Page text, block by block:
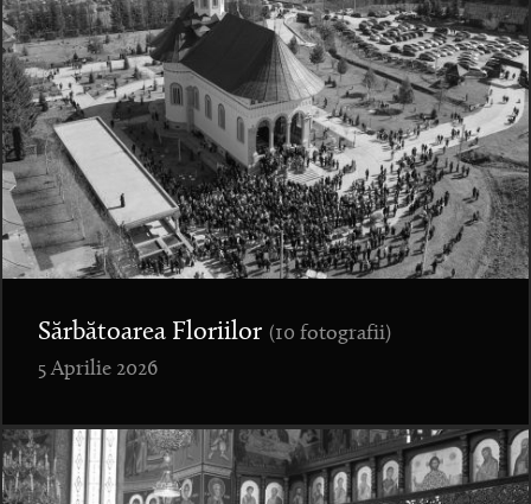
Sărbătoarea Floriilor (10 fotografii)
5 Aprilie 2026